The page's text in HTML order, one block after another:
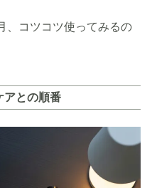
、コツコツ使ってみるの
アとの順番